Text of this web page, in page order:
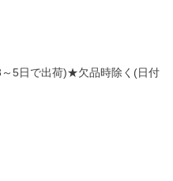
5日で出荷)★欠品時除く(日付